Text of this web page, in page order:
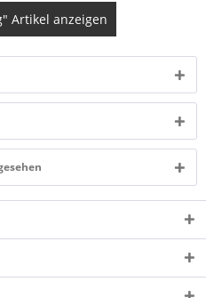
Artikel anzeigen